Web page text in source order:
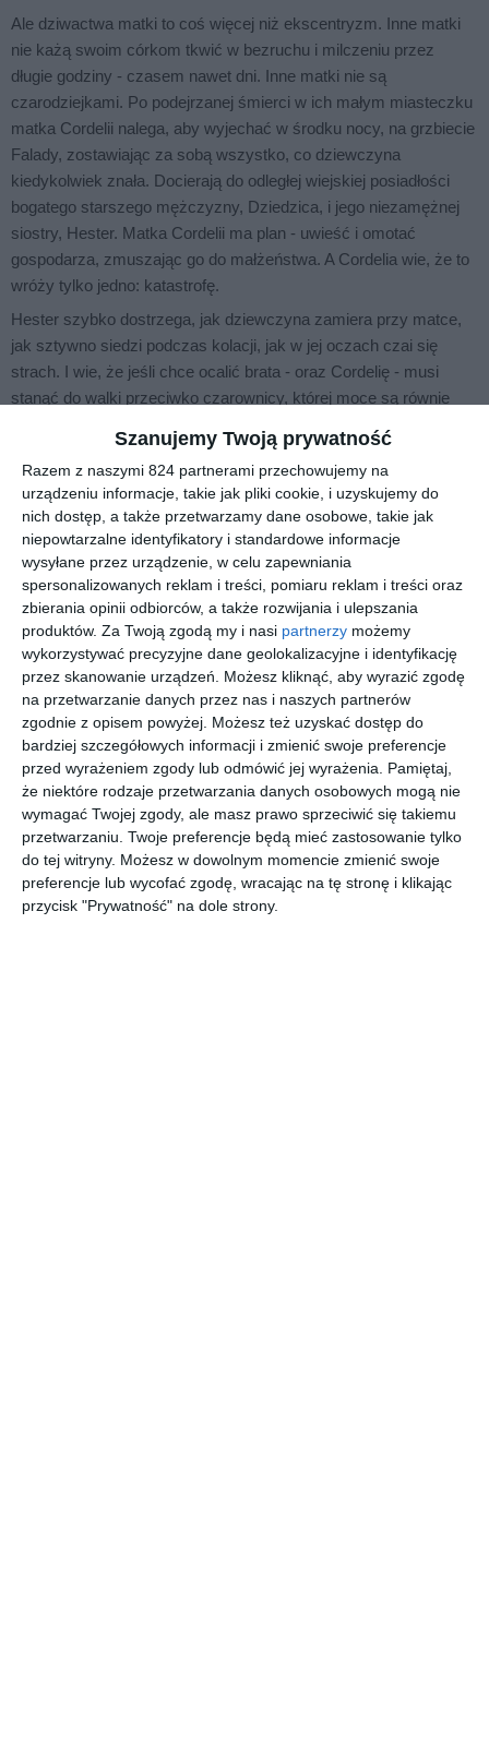
Szanujemy Twoją prywatność
Razem z naszymi 824 partnerami przechowujemy na
urządzeniu informacje, takie jak pliki cookie, i uzyskujemy do
nich dostęp, a także przetwarzamy dane osobowe, takie jak
niepowtarzalne identyfikatory i standardowe informacje
wysyłane przez urządzenie, w celu zapewniania
spersonalizowanych reklam i treści, pomiaru reklam i treści oraz
zbierania opinii odbiorców, a także rozwijania i ulepszania
produktów. Za Twoją zgodą my i nasi partnerzy możemy
wykorzystywać precyzyjne dane geolokalizacyjne i identyfikację
przez skanowanie urządzeń. Możesz kliknąć, aby wyrazić zgodę
na przetwarzanie danych przez nas i naszych partnerów
zgodnie z opisem powyżej. Możesz też uzyskać dostęp do
bardziej szczegółowych informacji i zmienić swoje preferencje
przed wyrażeniem zgody lub odmówić jej wyrażenia. Pamiętaj,
że niektóre rodzaje przetwarzania danych osobowych mogą nie
wymagać Twojej zgody, ale masz prawo sprzeciwić się takiemu
przetwarzaniu. Twoje preferencje będą mieć zastosowanie tylko
do tej witryny. Możesz w dowolnym momencie zmienić swoje
preferencje lub wycofać zgodę, wracając na tę stronę i klikając
przycisk "Prywatność" na dole strony.
Ale dziwactwa matki to coś więcej niż ekscentryzm. Inne matki
nie każą swoim córkom tkwić w bezruchu i milczeniu przez
długie godziny - czasem nawet dni. Inne matki nie są
czarodziejkami. Po podejrzanej śmierci w ich małym miasteczku
matka Cordelii nalega, aby wyjechać w środku nocy, na grzbiecie
Falady, zostawiając za sobą wszystko, co dziewczyna
kiedykolwiek znała. Docierają do odległej wiejskiej posiadłości
bogatego starszego mężczyzny, Dziedzica, i jego niezamężnej
siostry, Hester. Matka Cordelii ma plan - uwieść i omotać
gospodarza, zmuszając go do małżeństwa. A Cordelia wie, że to
wróży tylko jedno: katastrofę.
Hester szybko dostrzega, jak dziewczyna zamiera przy matce,
jak sztywno siedzi podczas kolacji, jak w jej oczach czai się
strach. I wie, że jeśli chce ocalić brata - oraz Cordelię - musi
stanąć do walki przeciwko czarownicy, której moce są równie
T. KINGFISHER,
czyli Ursula Vernon, autorka z Karoliny Północnej. Poza
porywającą fantastyką pisze książki dla dzieci oraz komiksy.
Była nominowana do nagród World Fantasy oraz Eisnera,
zdobyła nagrody Hugo, Sequoyah, Nebula, Alfie, WSFA, Coyotl
oraz Ursa Major, a także pół tuzina wyróżnień Junior Library
Guild.
T. Kingfisher to pseudonim, którego używa, pisząc dla dorosłych.
Jej twórczość obejmuje wiele retellingów baśni oraz opowiadań o
elfach i goblinach. Gdy nie pisze, prawdopodobnie przebywa w
ogrodzie, próbując nawiązać kontakt wzrokowy z motylami.
Autorka wielu zachwycających powieści, w tym bestsellerowej
Pokrzywy i kości, a takżeCierniaiCo porusza martwych
wydanych w Polsce nakładem Wydawnictwa SQN.
***